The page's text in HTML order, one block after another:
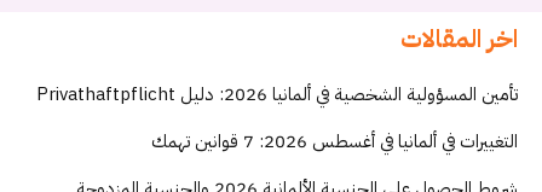
اخر المقالات
تأمين المسؤولية الشخصية في ألمانيا 2026: دليل Privathaftpflicht
التغييرات في ألمانيا في أغسطس 2026: 7 قوانين تهمك